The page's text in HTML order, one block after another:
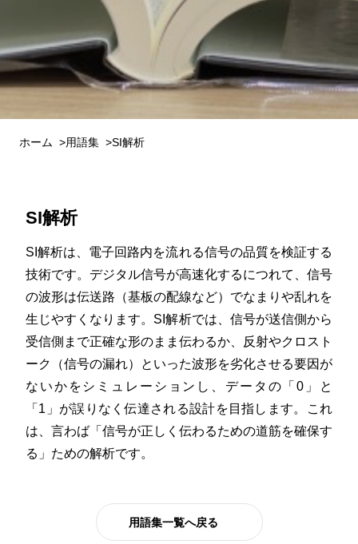
ホーム 用語集 SI解析
SI解析
SI解析は、電子回路内を流れる信号の品質を検証する
技術です。デジタル信号が高速化するにつれて、信号
の波形は伝送路（基板の配線など）でなまりや乱れを
生じやすくなります。SI解析では、信号が送信側から
受信側まで正確な形のまま伝わるか、反射やクロスト
ーク（信号の漏れ）といった波形を劣化させる要因が
ないかをシミュレーションし、データの「0」と
「1」が誤りなく伝達される設計を目指します。これ
は、言わば「信号が正しく伝わるための道筋を確保す
る」ための解析です。
用語集一覧へ戻る